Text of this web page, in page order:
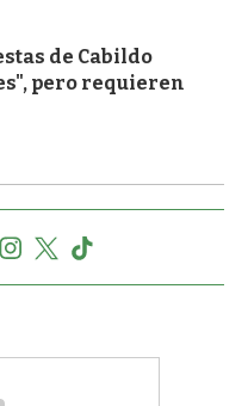
de Cabildo
pero requieren